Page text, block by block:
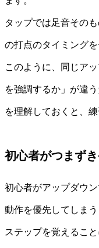
タップでは足音その
の打点のタイミング
このように、同じア
を強調するか」が違
を理解しておくと、
初心者がつまず
初心者がアップダウ
動作を優先してしまう
ステップを覚えるこ